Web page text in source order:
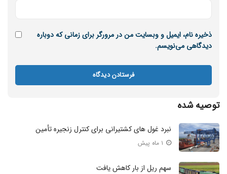
ذخیره نام، ایمیل و وبسایت من در مرورگر برای زمانی که دوباره
دیدگاهی می‌نویسم.
توصیه شده
نبرد غول‌ های کشتیرانی برای کنترل زنجیره تأمین
سهم ریل از بار کاهش یافت